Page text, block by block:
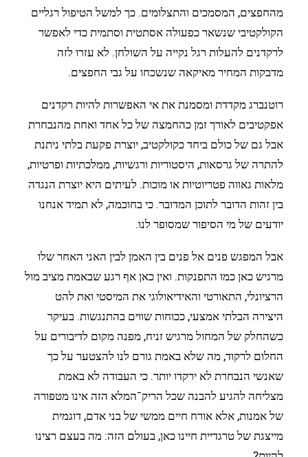
מהחפצים, המסמכים והתצלומים. כך למשל הטיפול רגליים
הקולקטיבי שנשאר כפעולה אסתטית וסתמית כדי לאפשר
לרקדנים להעלות רגל נקייה על השולחן. לא עזרו לזה
מדבקות המחיר מאיקאה שנשכחו על גבי החפצים.
רוטנברג מקדדת ומסמנת את אי האפשרות להיות רקדנים
אפקטיבים לאורך זמן כהחמצה של כל אחד ואחת מהנבחרת
אבל גם של כולם ביחד כקולקטיב, יוצרת פקעת בלתי ניתנת
להתרה של גרסאות, היסטוריות ורגשיות, ממלכתיות ופרטיות,
מלאות גאווה פטריוטיות או מוכות. לעיתים היא יוצרת הנגדה
בין זהות הדובר לתוכן המדובר. כי בחוכמה, לא תמיד אנחנו
יודעים של מי הסיפור שמסופר לנו.
אבל המפגש פנים אל פנים בין האמן לבין האני האחר שלו
מרגיש כאן כמו התפנקות. ואין כאן אף רגע שבאמת מציב מול
הרציונלי, התאורטי והאידיאולוגי את המיסטי ואת להט
היצירה הבלתי אמצעי, ככוחות שווים בהתנגשות. בעיקר
כשהחלק של המחול מרגיש זניח, מפנה מקום לדיבורים על
החלום לרקוד, מה שלא באמת גורם לנו להצטער על כך
שאנשי הנבחרת לא ירקדו יותר. כי העבודה לא באמת
מצליחה להגיע להבנה שכל הריק־המלא הזה אינו מטפורה
של אמנות, אלא אורח חיים ממשי של בני אדם, דוגמית
מייצגת של טרגדיית חיינו כאן, בעולם הזה: מה בעצם רצינו